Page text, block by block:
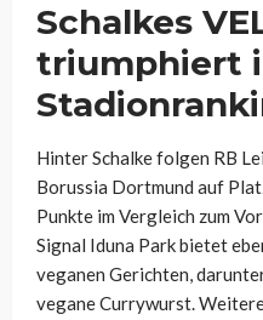
Schalkes
triumphiert
Hinter Schalke folgen RB
Borussia Dortmund auf
Punkte im Vergleich zum
Signal Iduna Park bietet
veganen Gerichten,
vegane Currywurst.